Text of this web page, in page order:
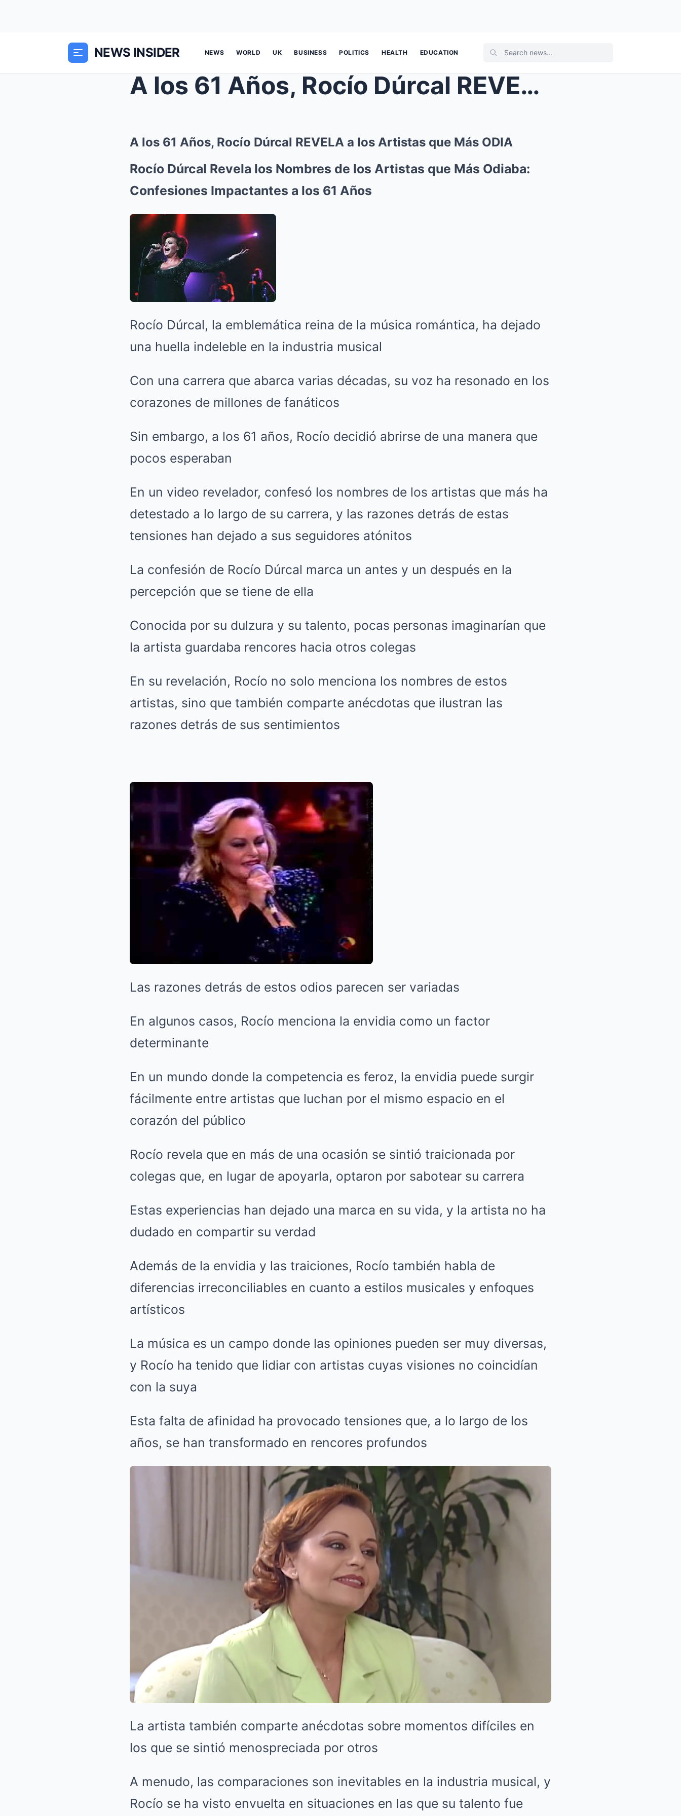
NEWS INSIDER NEWS WORLD UK BUSINESS POLITICS HEALTH EDUCATION
A los 61 Años, Rocío Dúrcal REVELA a los Artistas ...
A los 61 Años, Rocío Dúrcal REVELA a los Artistas que Más ODIA
Rocío Dúrcal Revela los Nombres de los Artistas que Más Odiaba:
Confesiones Impactantes a los 61 Años
Rocío Dúrcal, la emblemática reina de la música romántica, ha dejado
una huella indeleble en la industria musical
Con una carrera que abarca varias décadas, su voz ha resonado en los
corazones de millones de fanáticos
Sin embargo, a los 61 años, Rocío decidió abrirse de una manera que
pocos esperaban
En un video revelador, confesó los nombres de los artistas que más ha
detestado a lo largo de su carrera, y las razones detrás de estas
tensiones han dejado a sus seguidores atónitos
La confesión de Rocío Dúrcal marca un antes y un después en la
percepción que se tiene de ella
Conocida por su dulzura y su talento, pocas personas imaginarían que
la artista guardaba rencores hacia otros colegas
En su revelación, Rocío no solo menciona los nombres de estos
artistas, sino que también comparte anécdotas que ilustran las
razones detrás de sus sentimientos
Las razones detrás de estos odios parecen ser variadas
En algunos casos, Rocío menciona la envidia como un factor
determinante
En un mundo donde la competencia es feroz, la envidia puede surgir
fácilmente entre artistas que luchan por el mismo espacio en el
corazón del público
Rocío revela que en más de una ocasión se sintió traicionada por
colegas que, en lugar de apoyarla, optaron por sabotear su carrera
Estas experiencias han dejado una marca en su vida, y la artista no ha
dudado en compartir su verdad
Además de la envidia y las traiciones, Rocío también habla de
diferencias irreconciliables en cuanto a estilos musicales y enfoques
artísticos
La música es un campo donde las opiniones pueden ser muy diversas,
y Rocío ha tenido que lidiar con artistas cuyas visiones no coincidían
con la suya
Esta falta de afinidad ha provocado tensiones que, a lo largo de los
años, se han transformado en rencores profundos
La artista también comparte anécdotas sobre momentos difíciles en
los que se sintió menospreciada por otros
A menudo, las comparaciones son inevitables en la industria musical, y
Rocío se ha visto envuelta en situaciones en las que su talento fue